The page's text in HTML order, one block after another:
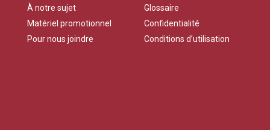
À notre sujet
Matériel promotionnel
Pour nous joindre
Glossaire
Confidentialité
Conditions d’utilisation